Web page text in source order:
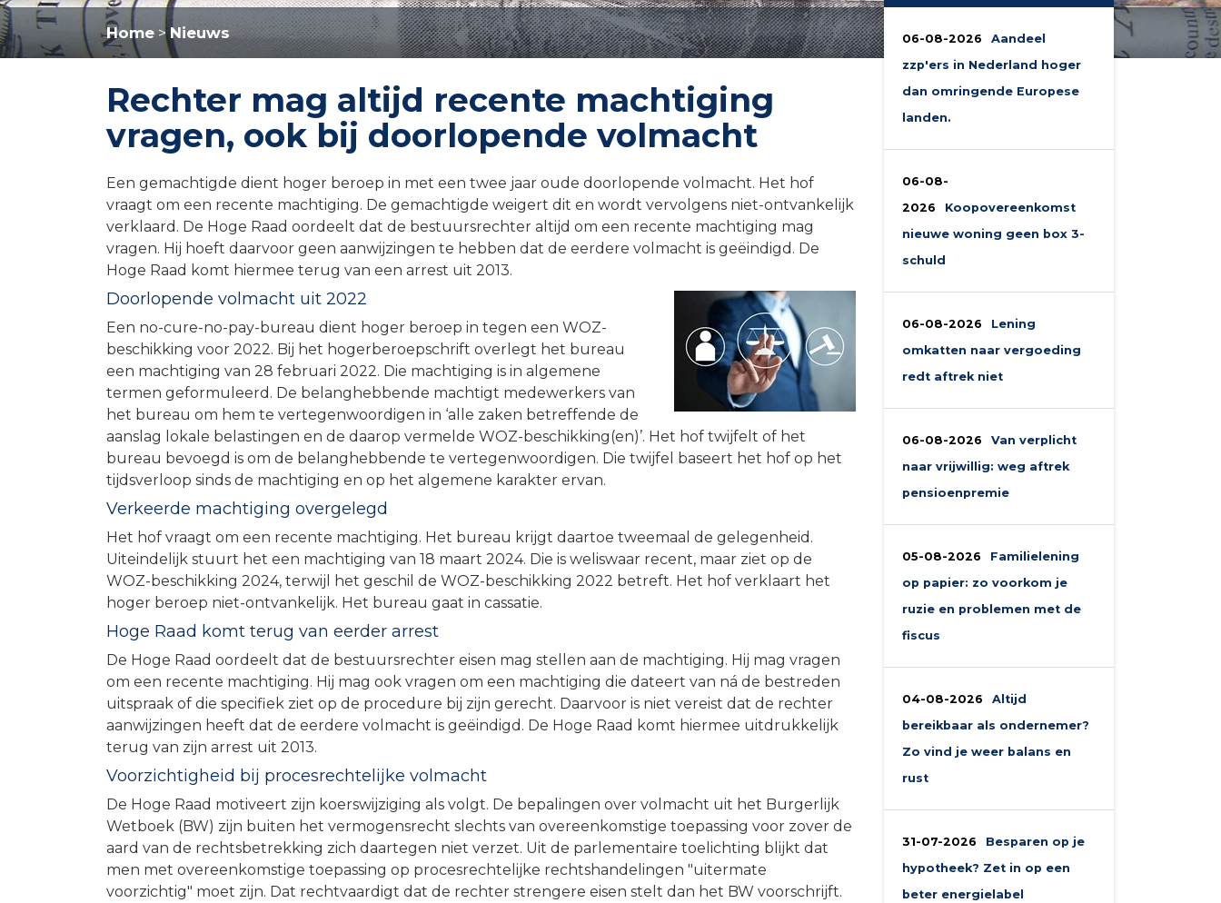
Home > Nieuws
Rechter mag altijd recente machtiging
vragen, ook bij doorlopende volmacht
Een gemachtigde dient hoger beroep in met een twee jaar oude doorlopende volmacht. Het hof
vraagt om een recente machtiging. De gemachtigde weigert dit en wordt vervolgens niet-ontvankelijk
verklaard. De Hoge Raad oordeelt dat de bestuursrechter altijd om een recente machtiging mag
vragen. Hij hoeft daarvoor geen aanwijzingen te hebben dat de eerdere volmacht is geëindigd. De
Hoge Raad komt hiermee terug van een arrest uit 2013.
Doorlopende volmacht uit 2022
Een no-cure-no-pay-bureau dient hoger beroep in tegen een WOZ-
beschikking voor 2022. Bij het hogerberoepschrift overlegt het bureau
een machtiging van 28 februari 2022. Die machtiging is in algemene
termen geformuleerd. De belanghebbende machtigt medewerkers van
het bureau om hem te vertegenwoordigen in ‘alle zaken betreffende de
aanslag lokale belastingen en de daarop vermelde WOZ-beschikking(en)’. Het hof twijfelt of het
bureau bevoegd is om de belanghebbende te vertegenwoordigen. Die twijfel baseert het hof op het
tijdsverloop sinds de machtiging en op het algemene karakter ervan.
Verkeerde machtiging overgelegd
Het hof vraagt om een recente machtiging. Het bureau krijgt daartoe tweemaal de gelegenheid.
Uiteindelijk stuurt het een machtiging van 18 maart 2024. Die is weliswaar recent, maar ziet op de
WOZ-beschikking 2024, terwijl het geschil de WOZ-beschikking 2022 betreft. Het hof verklaart het
hoger beroep niet-ontvankelijk. Het bureau gaat in cassatie.
Hoge Raad komt terug van eerder arrest
De Hoge Raad oordeelt dat de bestuursrechter eisen mag stellen aan de machtiging. Hij mag vragen
om een recente machtiging. Hij mag ook vragen om een machtiging die dateert van ná de bestreden
uitspraak of die specifiek ziet op de procedure bij zijn gerecht. Daarvoor is niet vereist dat de rechter
aanwijzingen heeft dat de eerdere volmacht is geëindigd. De Hoge Raad komt hiermee uitdrukkelijk
terug van zijn arrest uit 2013.
Voorzichtigheid bij procesrechtelijke volmacht
De Hoge Raad motiveert zijn koerswijziging als volgt. De bepalingen over volmacht uit het Burgerlijk
Wetboek (BW) zijn buiten het vermogensrecht slechts van overeenkomstige toepassing voor zover de
aard van de rechtsbetrekking zich daartegen niet verzet. Uit de parlementaire toelichting blijkt dat
men met overeenkomstige toepassing op procesrechtelijke rechtshandelingen "uitermate
voorzichtig" moet zijn. Dat rechtvaardigt dat de rechter strengere eisen stelt dan het BW voorschrijft.
06-08-2026
Aandeel
zzp'ers in Nederland hoger
dan omringende Europese
landen.
06-08-
2026
Koopovereenkomst
nieuwe woning geen box 3-
schuld
06-08-2026
Lening
omkatten naar vergoeding
redt aftrek niet
06-08-2026
Van verplicht
naar vrijwillig: weg aftrek
pensioenpremie
05-08-2026
Familielening
op papier: zo voorkom je
ruzie en problemen met de
fiscus
04-08-2026
Altijd
bereikbaar als ondernemer?
Zo vind je weer balans en
rust
31-07-2026
Besparen op je
hypotheek? Zet in op een
beter energielabel